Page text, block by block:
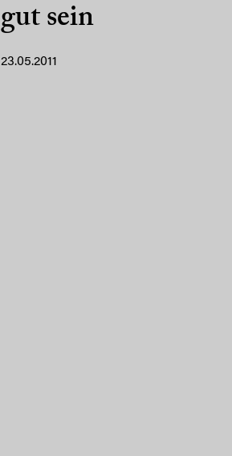
gut sein
23.05.2011